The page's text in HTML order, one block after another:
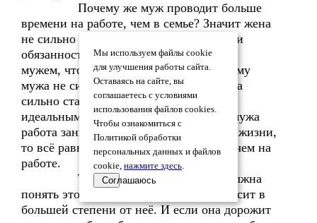
Почему же муж проводит больше
времени на работе, чем в семье? Значит жена
не сильно старается выполнять все свои
обязанности по дому и в отношениях с
мужем, что для неё более важно, поэтому
мужа не сильно тянет домой. Если жена
сильно старается делать всё для мужа
идеальным образом, то даже если для мужа
работа занимает самое главное место в жизни,
то всё равно в семье ему будет лучше, чем на
работе.
Таким образом, женщина должна
понять этот закон, что всё в семье зависит в
большей степени от неё. И если она дорожит
Мы используем файлы cookie
для улучшения работы сайта.
Оставаясь на сайте, вы
соглашаетесь с условиями
использования файлов cookies.
Чтобы ознакомиться с
Политикой обработки
персональных данных и файлов
cookie, нажмите здесь.
Соглашаюсь